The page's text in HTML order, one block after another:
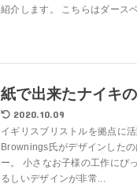
紹介します。 こちらはダースベ
紙で出来たナイキ
2020.10.09
イギリスブリストルを拠点に
Brownings氏がデザインした
ー。 小さなお子様の工作にぴ
るしいデザインが非常...